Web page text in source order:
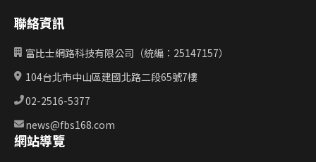
聯絡資訊
富比士網路科技有限公司（統編：25147157）
104台北市中山區建國北路二段65號7樓
02-2516-5377
news@fbs168.com
網站導覽